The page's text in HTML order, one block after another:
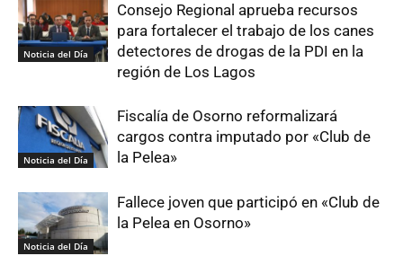
Noticia del Día
Consejo Regional aprueba recursos
para fortalecer el trabajo de los canes
detectores de drogas de la PDI en la
región de Los Lagos
Noticia del Día
Fiscalía de Osorno reformalizará
cargos contra imputado por «Club de
la Pelea»
Noticia del Día
Fallece joven que participó en «Club de
la Pelea en Osorno»